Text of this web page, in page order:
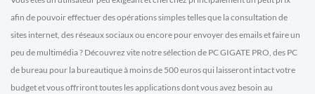
afin de pouvoir effectuer des opérations simples telles que la consultation de
sites internet, des réseaux sociaux ou encore pour envoyer des emails et faire un
peu de multimédia ? Découvrez vite notre sélection de PC GIGATE PRO, des PC
de bureau pour la bureautique à moins de 500 euros qui laisseront intact votre
budget et vous offriront toutes les applications dont vous avez besoin au